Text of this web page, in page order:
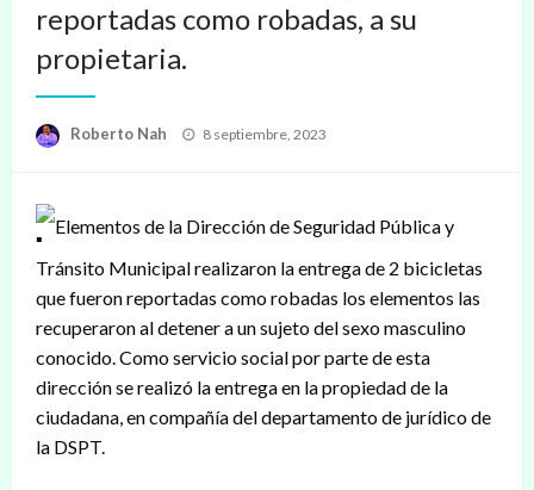
reportadas como robadas, a su
propietaria.
Roberto Nah
Publicado
8 septiembre, 2023
Elementos de la Dirección de Seguridad Pública y
Tránsito Municipal realizaron la entrega de 2 bicicletas
que fueron reportadas como robadas los elementos las
recuperaron al detener a un sujeto del sexo masculino
conocido. Como servicio social por parte de esta
dirección se realizó la entrega en la propiedad de la
ciudadana, en compañía del departamento de jurídico de
la DSPT.